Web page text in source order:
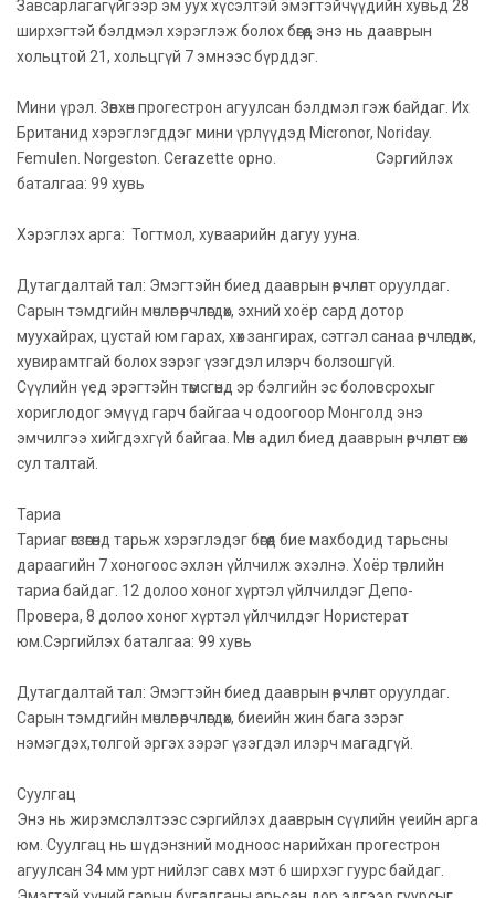
Завсарлагагүйгээр эм уух хүсэлтэй эмэгтэйчүүдийн хувьд 28
ширхэгтэй бэлдмэл хэрэглэж болох бөгөөд энэ нь дааврын
хольцтой 21, хольцгүй 7 эмнээс бүрддэг.
Мини үрэл. Зөвхөн прогестрон агуулсан бэлдмэл гэж байдаг. Их
Британид хэрэглэгддэг мини үрлүүдэд Micronor, Noriday.
Femulen. Norgeston. Cerazette орно. Сэргийлэх
баталгаа: 99 хувь
Хэрэглэх арга: Тогтмол, хуваарийн дагуу ууна.
Дутагдалтай тал: Эмэгтэйн биед дааврын өөрчлөлт оруулдаг.
Сарын тэмдгийн мөчлөг өөрчлөгдөх, эхний хоёр сард дотор
муухайрах, цустай юм гарах, хөх зангирах, сэтгэл санаа өөрчлөгдөж,
хувирамтгай болох зэрэг үзэгдэл илэрч болзошгүй.
Сүүлийн үед эрэгтэйн төмсгөнд эр бэлгийн эс боловсрохыг
хориглодог эмүүд гарч байгаа ч одоогоор Монголд энэ
эмчилгээ хийгдэхгүй байгаа. Мөн адил биед дааврын өөрчлөлт өгөх
сул талтай.
Тариа
Тариаг өгзөгөнд тарьж хэрэглэдэг бөгөөд бие махбодид тарьсны
дараагийн 7 хоногоос эхлэн үйлчилж эхэлнэ. Хоёр төрлийн
тариа байдаг. 12 долоо хоног хүртэл үйлчилдэг Депо-
Провера, 8 долоо хоног хүртэл үйлчилдэг Нористерат
юм.Сэргийлэх баталгаа: 99 хувь
Дутагдалтай тал: Эмэгтэйн биед дааврын өөрчлөлт оруулдаг.
Сарын тэмдгийн мөчлөг өөрчлөгдөх, биеийн жин бага зэрэг
нэмэгдэх,толгой эргэх зэрэг үзэгдэл илэрч магадгүй.
Суулгац
Энэ нь жирэмслэлтээс сэргийлэх дааврын сүүлийн үеийн арга
юм. Суулгац нь шүдэнзний модноос нарийхан прогестрон
агуулсан 34 мм урт нийлэг савх мэт 6 ширхэг гуурс байдаг.